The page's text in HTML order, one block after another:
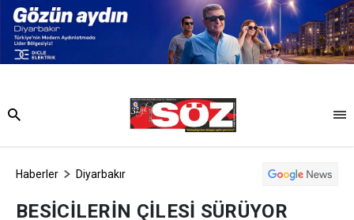
Haberler Diyarbakır
BESİCİLERİN ÇİLESİ SÜRÜYOR